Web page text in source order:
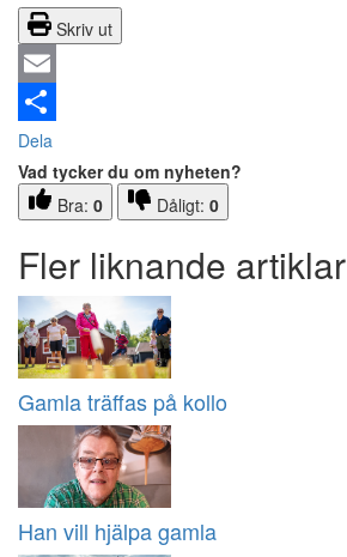
Skriv ut
Email
Dela
Vad tycker du om nyheten?
Bra: 0 Dåligt: 0
Fler liknande artiklar
Gamla träffas på kollo
Han vill hjälpa gamla